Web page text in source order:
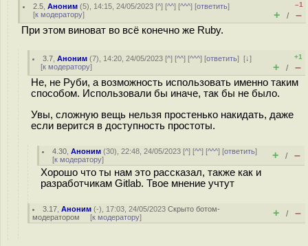
2.5 ,Аноним (5), 14:15, 24/05/2023 [^] [^^] [^^^] [ответить]
[к модератору]
–1
+ / –
При этом виноват во всё конечно же Ruby.
3.7 ,Аноним (7), 14:20, 24/05/2023 [^] [^^] [^^^] [ответить][↓]
[к модератору]
+1
+ / –
Не, не Руби, а возможность использовать именно таким
способом. Использовали бы иначе, так бы не было.
Увы, сложную вещь нельзя простенько накидать, даже
если верится в доступность простоты.
4.30 ,Аноним (30), 22:48, 24/05/2023 [^] [^^] [^^^] [ответить]
[к модератору] + / –
Хорошо что ты нам это рассказал, также как и
разработчикам Gitlab. Твое мнение учтут
3.17 ,Аноним (-), 17:03, 24/05/2023Скрыто ботом-
модератором [к модератору] + / –